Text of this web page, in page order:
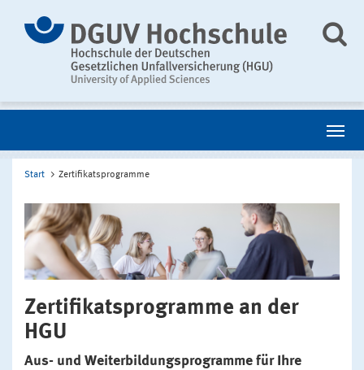
Start Zertifikatsprogramme
Zertifikatsprogramme an der
HGU
Aus- und Weiterbildungsprogramme für Ihre